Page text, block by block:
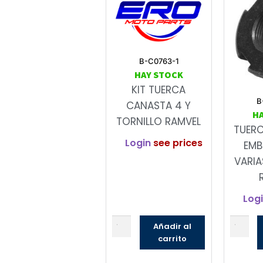
B-C0763-1
HAY STOCK
KIT TUERCA
CANASTA 4 Y
TORNILLO RAMVEL
Login see prices
Añadir al
carrito